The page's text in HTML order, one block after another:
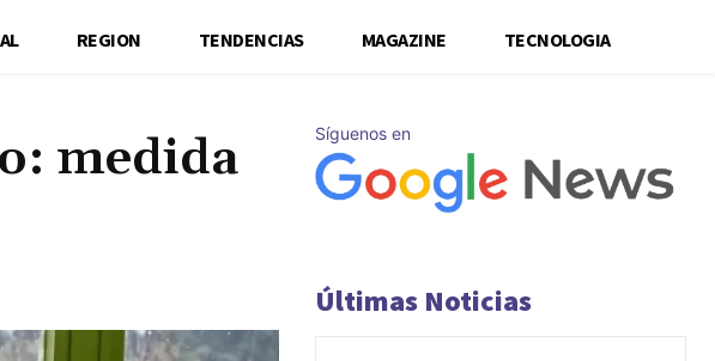
REGION TENDENCIAS MAGAZINE TECNOLOGIA
medida
Síguenos en
Últimas Noticias